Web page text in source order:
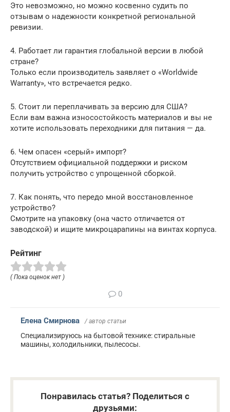
Это невозможно, но можно косвенно судить по
отзывам о надежности конкретной региональной
ревизии.
4. Работает ли гарантия глобальной версии в любой
стране?
Только если производитель заявляет о «Worldwide
Warranty», что встречается редко.
5. Стоит ли переплачивать за версию для США?
Если вам важна износостойкость материалов и вы не
хотите использовать переходники для питания — да.
6. Чем опасен «серый» импорт?
Отсутствием официальной поддержки и риском
получить устройство с упрощенной сборкой.
7. Как понять, что передо мной восстановленное
устройство?
Смотрите на упаковку (она часто отличается от
заводской) и ищите микроцарапины на винтах корпуса.
Рейтинг
( Пока оценок нет )
0
Елена Смирнова / автор статьи
Специализируюсь на бытовой технике: стиральные
машины, холодильники, пылесосы.
Понравилась статья? Поделиться с
друзьями: